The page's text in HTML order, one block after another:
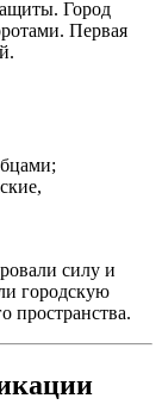
Город
Первая
силу и
городскую
пространства.